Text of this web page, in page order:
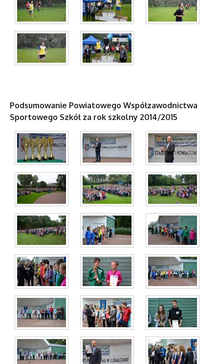
Podsumowanie Powiatowego Współzawodnictwa
Sportowego Szkół za rok szkolny 2014/2015